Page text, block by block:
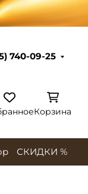
740-09-25
Корзина
СКИДКИ %